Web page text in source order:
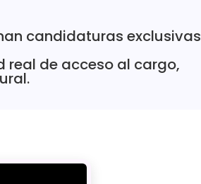
candidaturas exclusivas
real de acceso al cargo,